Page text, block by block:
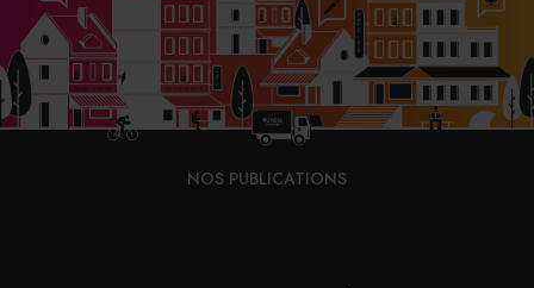
NOS PUBLICATIONS